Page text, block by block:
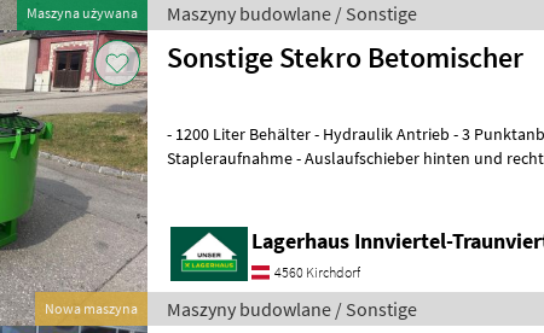
Maszyna używana Maszyny budowlane / Sonstige
Nowa maszyna
Sonstige Stekro Betomischer
- 1200 Liter Behälter - Hydraulik Antrieb - 3 Punktanbau -
Stapleraufnahme - Auslaufschieber hinten und rechts -
Lagerhaus Innviertel-
4560 Kirchdorf
Maszyny budowlane / Sonstige